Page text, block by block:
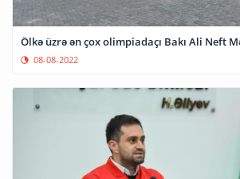
Ölkə üzrə ən çox olimpiadaçı Bakı Ali Neft
08-08-2022